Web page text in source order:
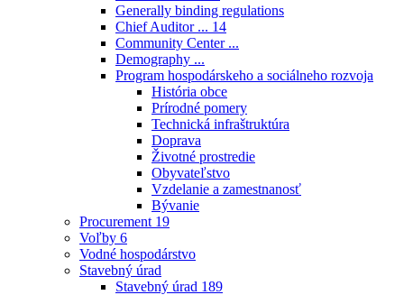
Generally binding regulations
Chief Auditor ... 14
Community Center ...
Demography ...
Program hospodárskeho a sociálneho rozvoja
História obce
Prírodné pomery
Technická infraštruktúra
Doprava
Životné prostredie
Obyvateľstvo
Vzdelanie a zamestnanosť
Bývanie
Procurement 19
Voľby 6
Vodné hospodárstvo
Stavebný úrad
Stavebný úrad 189